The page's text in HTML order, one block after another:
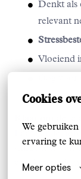
Cookies
We
ervaring te
Meer opties
Denkt als
relevant
Vloeiend
Laat van je
shiftleader van
van